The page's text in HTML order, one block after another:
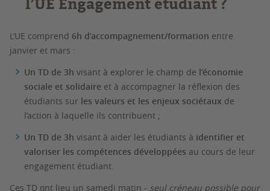
L’UE comprend 6h d’accompagnement/formation entre
janvier et mars :
Un TD de 3h visant à explorer le champ de l’économie
sociale et solidaire et à accompagner la réflexion des
étudiants sur les valeurs et les enjeux sociétaux de
l’action à laquelle ils contribuent ;
Un TD de 3h visant à aider les étudiants à identifier et
valoriser les compétences développées au cours de leur
engagement étudiant.
Ces TD ont lieu un samedi matin - seul créneau possible pour